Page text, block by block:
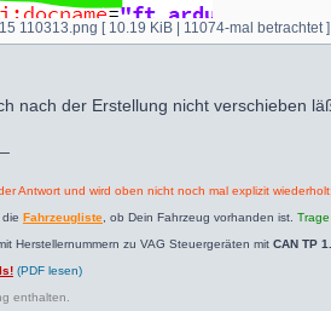
110313.png [ 10.19 KiB | 11074-mal betrachtet ]
nach der Erstellung nicht verschieben
Antwort und wird oben nicht noch mal explizit wiederholt:
Fahrzeugliste , ob Dein Fahrzeug vorhanden ist.
Herstellernummern zu VAG Steuergeräten mit CAN TP
(PDF lesen)
enthalten.